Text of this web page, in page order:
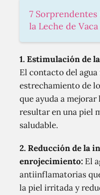
7
la Leche de
1. Estimulación de
El contacto del
estrechamiento de
que ayuda a
resultar en una piel
saludable.
2. Reducción de la
enrojecimiento: El
antiinflamatorias
la piel irritada y